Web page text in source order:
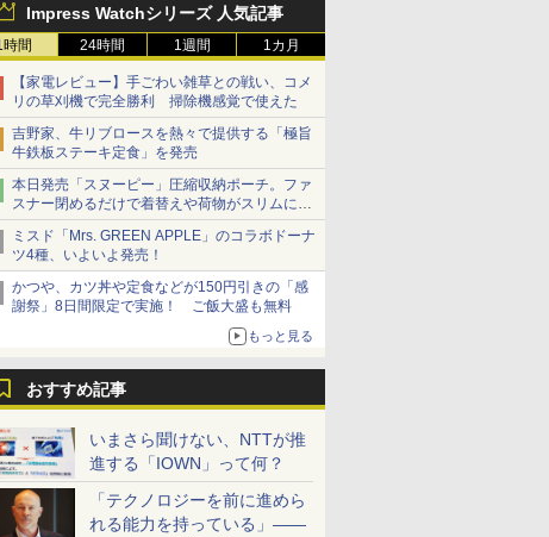
Impress Watchシリーズ 人気記事
時間 24時間 1週間 1カ月
【家電レビュー】手ごわい雑草との戦い、コメ
リの草刈機で完全勝利 掃除機感覚で使えた
吉野家、牛リブロースを熱々で提供する「極旨
牛鉄板ステーキ定食」を発売
本日発売「スヌーピー」圧縮収納ポーチ。ファ
スナー閉めるだけで着替えや荷物がスリムにま
とまる
ミスド「Mrs. GREEN APPLE」のコラボドーナ
ツ4種、いよいよ発売！
かつや、カツ丼や定食などが150円引きの「感
謝祭」8日間限定で実施！ ご飯大盛も無料
もっと見る
おすすめ記事
いまさら聞けない、NTTが推
進する「IOWN」って何？
「テクノロジーを前に進めら
れる能力を持っている」――